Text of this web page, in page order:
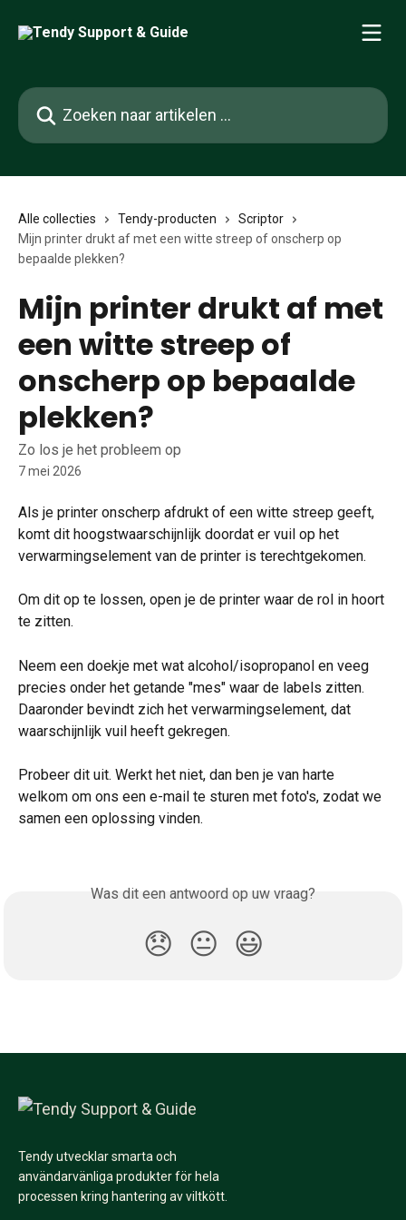
Zoeken naar artikelen ...
Alle collecties Tendy-producten
Scriptor
Mijn printer drukt af met een witte streep of onscherp op
bepaalde plekken?
Mijn printer drukt af met
een witte streep of
onscherp op bepaalde
plekken?
Zo los je het probleem op
7 mei 2026
Als je printer onscherp afdrukt of een witte streep geeft,
komt dit hoogstwaarschijnlijk doordat er vuil op het
verwarmingselement van de printer is terechtgekomen.
Om dit op te lossen, open je de printer waar de rol in hoort
te zitten.
Neem een doekje met wat alcohol/isopropanol en veeg
precies onder het getande "mes" waar de labels zitten.
Daaronder bevindt zich het verwarmingselement, dat
waarschijnlijk vuil heeft gekregen.
Probeer dit uit. Werkt het niet, dan ben je van harte
welkom om ons een e-mail te sturen met foto's, zodat we
samen een oplossing vinden.
Was dit een antwoord op uw vraag?
😞 😐 😃
Tendy utvecklar smarta och
användarvänliga produkter för hela
processen kring hantering av viltkött.